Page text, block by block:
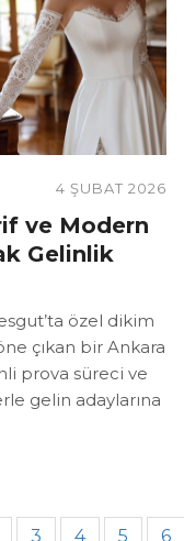
4 ŞUBAT 2026
ve Modern
Gelinlik
özel dikim
çıkan bir Ankara
prova süreci ve
gelin adaylarına
3 4 5 6